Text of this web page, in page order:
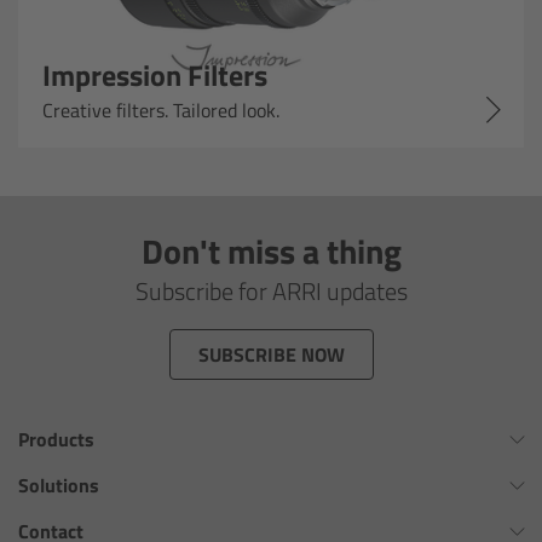
Impression Filters
Creative filters. Tailored look.
Don't miss a thing
Subscribe for ARRI updates
SUBSCRIBE NOW
Products
Omnibar
ALEXA 35 Xtreme
Solutions
Virtual Production Overview
Contact
ARRI Ensō Prime Lenses
Overview
Ensō Lens Range
Ensō Vintage Elements
ARRI Ultra Wide Zooms
Overview
Ultra Wide Zoom